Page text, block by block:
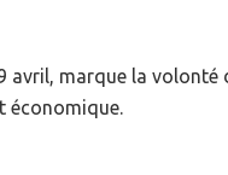
avril, marque la volonté
économique.